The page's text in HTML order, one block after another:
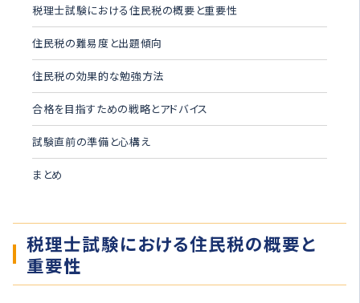
税理士試験における住民税の概要と重要性
住民税の難易度と出題傾向
住民税の効果的な勉強方法
合格を目指すための戦略とアドバイス
試験直前の準備と心構え
まとめ
税理士試験における住民税の概要と
重要性